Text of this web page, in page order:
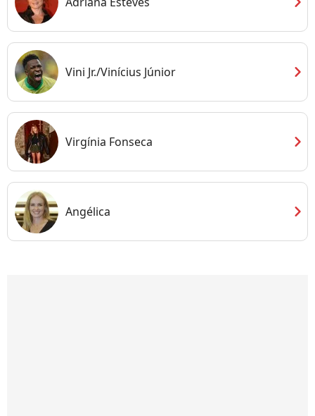
Vini Jr./Vinícius Júnior chevron_right
Virgínia Fonseca chevron_right
Angélica chevron_right